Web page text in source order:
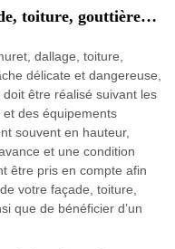
toiture, gouttière…
dallage, toiture,
délicate et dangereuse,
être réalisé suivant les
des équipements
souvent en hauteur,
et une condition
être pris en compte afin
votre façade, toiture,
que de bénéficier d’un